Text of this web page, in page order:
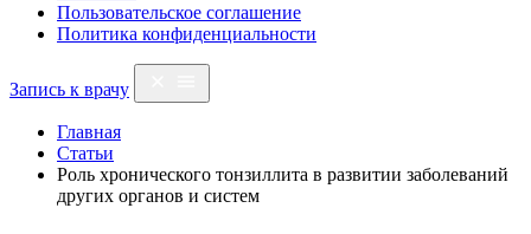
Пользовательское соглашение
Политика конфиденциальности
Запись к врачу
Главная
Статьи
Роль хронического тонзиллита в развитии заболеваний
других органов и систем